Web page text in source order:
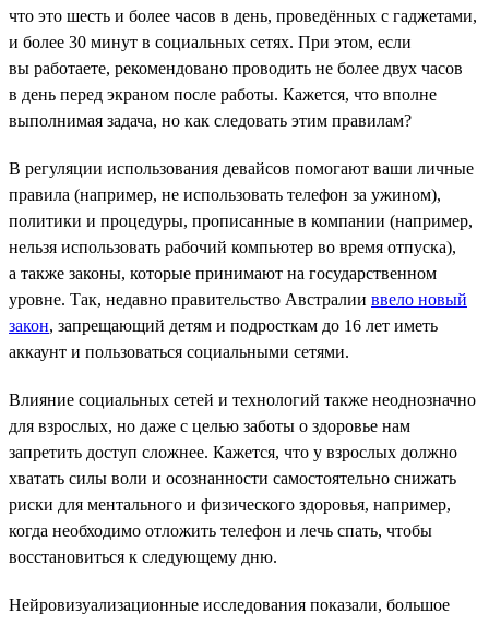
что это шесть и более часов в день, проведённых с гаджетами,
и более 30 минут в социальных сетях. При этом, если
вы работаете, рекомендовано проводить не более двух часов
в день перед экраном после работы. Кажется, что вполне
выполнимая задача, но как следовать этим правилам?
В регуляции использования девайсов помогают ваши личные
правила (например, не использовать телефон за ужином),
политики и процедуры, прописанные в компании (например,
нельзя использовать рабочий компьютер во время отпуска),
а также законы, которые принимают на государственном
уровне. Так, недавно правительство Австралии ввело новый
закон, запрещающий детям и подросткам до 16 лет иметь
аккаунт и пользоваться социальными сетями.
Влияние социальных сетей и технологий также неоднозначно
для взрослых, но даже с целью заботы о здоровье нам
запретить доступ сложнее. Кажется, что у взрослых должно
хватать силы воли и осознанности самостоятельно снижать
риски для ментального и физического здоровья, например,
когда необходимо отложить телефон и лечь спать, чтобы
восстановиться к следующему дню.
Нейровизуализационные исследования показали, большое